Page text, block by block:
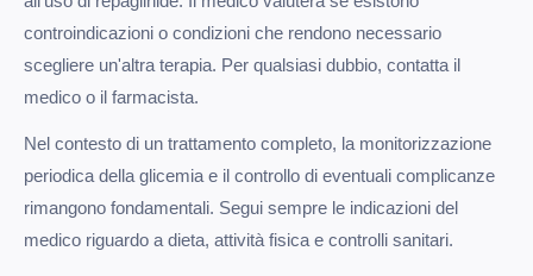
controindicazioni o condizioni che rendono necessario
scegliere un'altra terapia. Per qualsiasi dubbio, contatta il
medico o il farmacista.
Nel contesto di un trattamento completo, la monitorizzazione
periodica della glicemia e il controllo di eventuali complicanze
rimangono fondamentali. Segui sempre le indicazioni del
medico riguardo a dieta, attività fisica e controlli sanitari.